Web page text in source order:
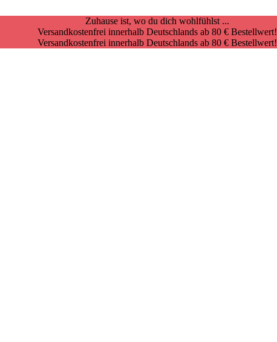
Zuhause ist, wo du dich wohlfühlst ...
Versandkostenfrei innerhalb Deutschlands ab 80 € Bestellwert!
Versandkostenfrei innerhalb Deutschlands ab 80 € Bestellwert!